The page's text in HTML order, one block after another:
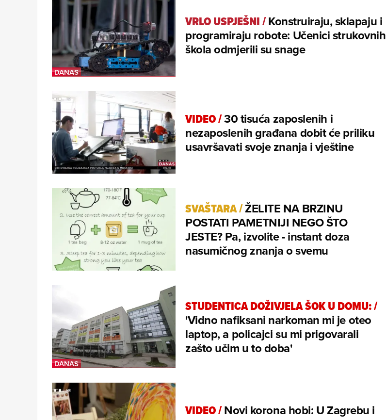
VRLO USPJEŠNI/Konstruiraju, sklapaju i
programiraju robote: Učenici strukovnih
škola odmjerili su snage
VIDEO/30 tisuća zaposlenih i
nezaposlenih građana dobit će priliku
usavršavati svoje znanja i vještine
SVAŠTARA/ŽELITE NA BRZINU
POSTATI PAMETNIJI NEGO ŠTO
JESTE? Pa, izvolite - instant doza
nasumičnog znanja o svemu
STUDENTICA DOŽIVJELA ŠOK U DOMU:/
'Vidno nafiksani narkoman mi je oteo
laptop, a policajci su mi prigovarali
zašto učim u to doba'
VIDEO/Novi korona hobi: U Zagrebu i